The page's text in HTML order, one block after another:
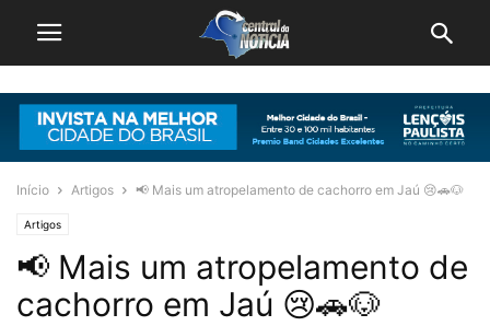
Início Artigos 📢 Mais um atropelamento de cachorro em Jaú 😢🚗🐶
Artigos
📢 Mais um atropelamento de
cachorro em Jaú 😢🚗🐶